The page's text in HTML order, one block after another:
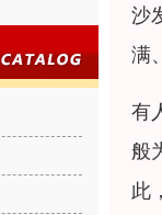
沙
满
有
般
此